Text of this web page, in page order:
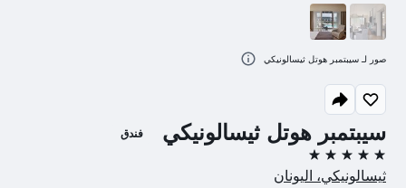
سيبتمبر هوتل ثيسالونيكي فندق
5 نجوم
ثيسالونيكي، اليونان
صور لـ سيبتمبر هوتل ثيسالونيكي